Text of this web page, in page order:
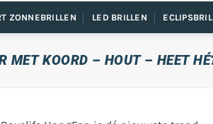
ZONNEBRILLEN LED BRILLEN
MET KOORD – HOUT – HEET